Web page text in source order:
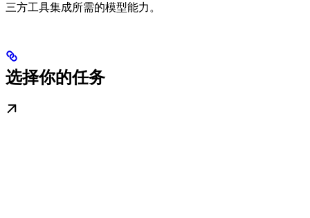
三方工具集成所需的模型能力。
选择你的任务